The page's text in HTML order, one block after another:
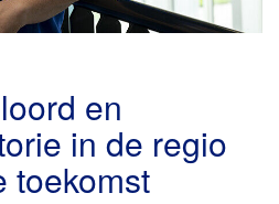
en
in de regio
toekomst